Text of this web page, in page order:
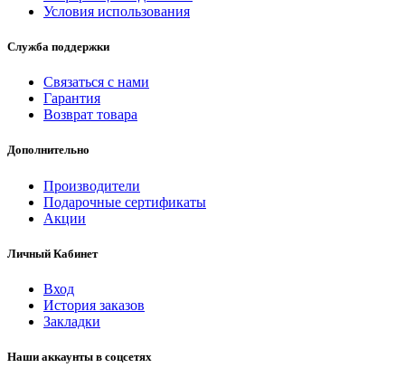
Условия использования
Служба поддержки
Связаться с нами
Гарантия
Возврат товара
Дополнительно
Производители
Подарочные сертификаты
Акции
Личный Кабинет
Вход
История заказов
Закладки
Наши аккаунты в соцсетях